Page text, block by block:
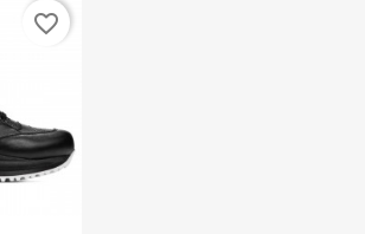
favorite_border